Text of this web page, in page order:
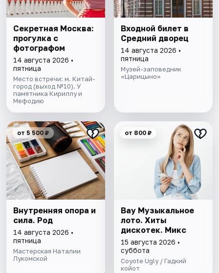
Секретная Москва:
прогулка с
фотографом
14 августа 2026 •
пятница
Место встречи: м. Китай-
город (выход №10). У
памятника Кириллу и
Мефодию
Входной билет в
Средний дворец
14 августа 2026 •
пятница
Музей-заповедник
«Царицыно»
от 5 500 ₽
Внутренняя опора и
сила. Род
14 августа 2026 •
пятница
Мастерская Наталии
Лукомской
от 800 ₽
Вау Музыкальное
лото. Хиты
дискотек. Микс
15 августа 2026 •
суббота
Coyote Ugly / Гадкий
койот